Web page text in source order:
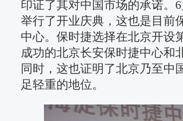
印证了其对中国市场的承诺。
举行了开业庆典，这也是目前
中心。保时捷选择在北京开设
成功的北京长安保时捷中心和
同时，这也证明了北京乃至中
足轻重的地位。